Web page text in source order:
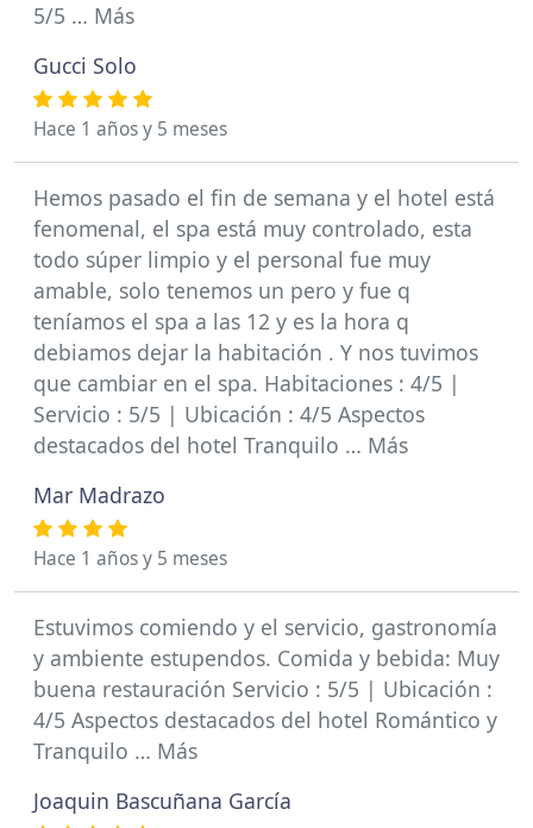
5/5 … Más
Gucci Solo
Hace 1 años y 5 meses
Hemos pasado el fin de semana y el hotel está
fenomenal, el spa está muy controlado, esta
todo súper limpio y el personal fue muy
amable, solo tenemos un pero y fue q
teníamos el spa a las 12 y es la hora q
debiamos dejar la habitación . Y nos tuvimos
que cambiar en el spa. Habitaciones : 4/5 |
Servicio : 5/5 | Ubicación : 4/5 Aspectos
destacados del hotel Tranquilo … Más
Mar Madrazo
Hace 1 años y 5 meses
Estuvimos comiendo y el servicio, gastronomía
y ambiente estupendos. Comida y bebida: Muy
buena restauración Servicio : 5/5 | Ubicación :
4/5 Aspectos destacados del hotel Romántico y
Tranquilo … Más
Joaquin Bascuñana García